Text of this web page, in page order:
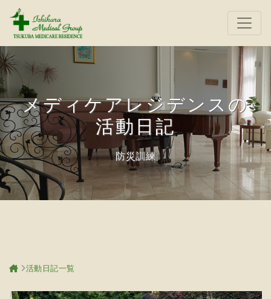
メディケアレジデンスの
活動日記
防災訓練
活動日記一覧